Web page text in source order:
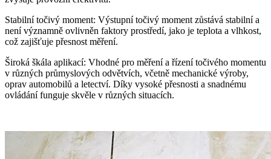
Stabilní točivý moment: Výstupní točivý moment zůstává stabilní a
není významně ovlivněn faktory prostředí, jako je teplota a vlhkost,
což zajišťuje přesnost měření.
Široká škála aplikací: Vhodné pro měření a řízení točivého momentu
v různých průmyslových odvětvích, včetně mechanické výroby,
oprav automobilů a letectví. Díky vysoké přesnosti a snadnému
ovládání funguje skvěle v různých situacích.